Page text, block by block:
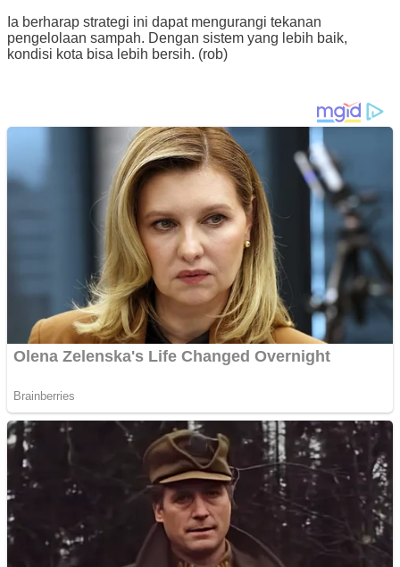
Ia berharap strategi ini dapat mengurangi tekanan
pengelolaan sampah. Dengan sistem yang lebih baik,
kondisi kota bisa lebih bersih. (rob)